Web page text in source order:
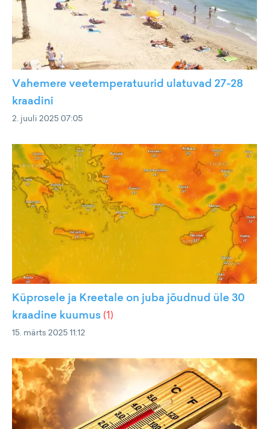
Vahemere veetemperatuurid ulatuvad 27-28
kraadini
2. juuli 2025 07:05
Küprosele ja Kreetale on juba jõudnud üle 30
kraadine kuumus (1)
15. märts 2025 11:12